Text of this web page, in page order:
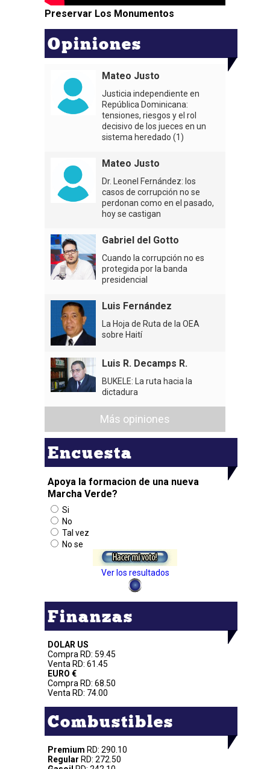
Preservar Los Monumentos
Opiniones
Mateo Justo
Justicia independiente en
República Dominicana:
tensiones, riesgos y el rol
decisivo de los jueces en un
sistema heredado (1)
Mateo Justo
Dr. Leonel Fernández: los
casos de corrupción no se
perdonan como en el pasado,
hoy se castigan
Gabriel del Gotto
Cuando la corrupción no es
protegida por la banda
presidencial
Luis Fernández
La Hoja de Ruta de la OEA
sobre Haití
Luis R. Decamps R.
BUKELE: La ruta hacia la
dictadura
Más opiniones
Encuesta
Apoya la formacion de una nueva
Marcha Verde?
Si
No
Tal vez
No se
Ver los resultados
Finanzas
DOLAR US
Compra RD: 59.45
Venta RD: 61.45
EURO €
Compra RD: 68.50
Venta RD: 74.00
Combustibles
Premium RD: 290.10
Regular RD: 272.50